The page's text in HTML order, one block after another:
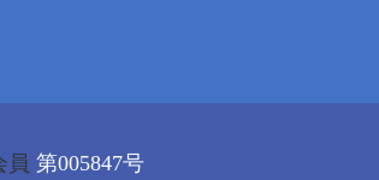
員 第005847号